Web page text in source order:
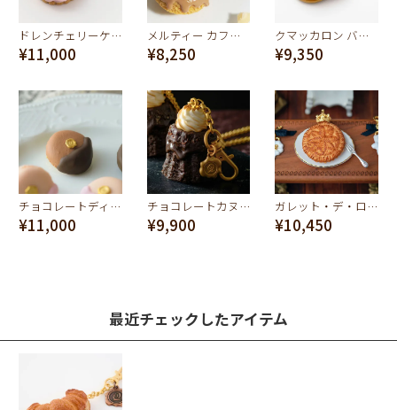
ドレンチェリーケーキ バッグチャーム(ストロベリー)
¥11,000
メルティー カフェモカ ドーナッツ バッグチャーム
¥8,250
クマッカロン バッグチャーム
¥9,350
チョコレートディップマカロン ブローチ（チョコレート）
¥11,000
チョコレートカヌレ バッグチャーム
¥9,900
ガレット・デ・ロワ バッグチャーム
¥10,450
最近チェックしたアイテム